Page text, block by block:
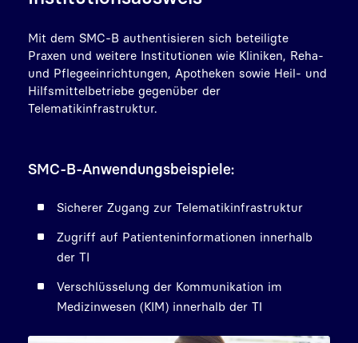
Mit dem SMC-B authentisieren sich beteiligte
Praxen und weitere Institutionen wie Kliniken, Reha-
und Pflegeeinrichtungen, Apotheken sowie Heil- und
Hilfsmittelbetriebe gegenüber der
Telematikinfrastruktur.
SMC-B-Anwendungsbeispiele:
Sicherer Zugang zur Telematikinfrastruktur
Zugriff auf Patienteninformationen innerhalb
der TI
Verschlüsselung der Kommunikation im
Medizinwesen (KIM) innerhalb der TI